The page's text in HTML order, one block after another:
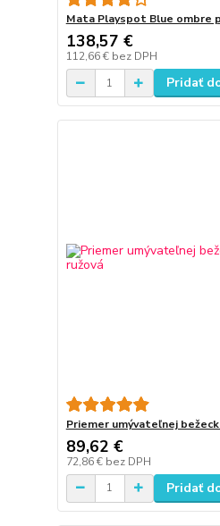
Mata Playspot Blue ombre
138,57 €
112,66 € bez DPH
Pridať
Priemer umývateľnej
89,62 €
72,86 € bez DPH
Pridať